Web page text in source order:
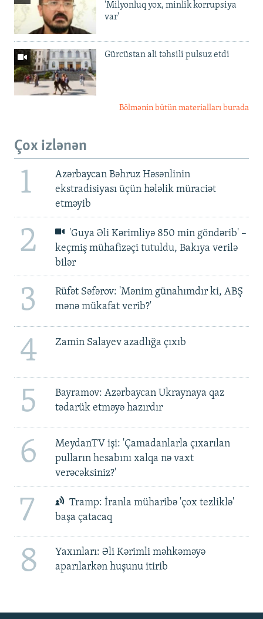
'Milyonluq yox, minlik korrupsiya
var'
Gürcüstan ali təhsili pulsuz etdi
Bölmənin bütün materialları burada
Çox izlənən
1
Azərbaycan Bəhruz Həsənlinin
ekstradisiyası üçün hələlik müraciət
etməyib
2
'Guya Əli Kərimliyə 850 min göndərib' –
keçmiş mühafizəçi tutuldu, Bakıya verilə
bilər
3
Rüfət Səfərov: 'Mənim günahımdır ki, ABŞ
mənə mükafat verib?'
4 Zamin Salayev azadlığa çıxıb
5
Bayramov: Azərbaycan Ukraynaya qaz
tədarük etməyə hazırdır
6
MeydanTV işi: 'Çamadanlarla çıxarılan
pulların hesabını xalqa nə vaxt
verəcəksiniz?'
7
Tramp: İranla müharibə 'çox tezliklə'
başa çatacaq
8
Yaxınları: Əli Kərimli məhkəməyə
aparılarkən huşunu itirib